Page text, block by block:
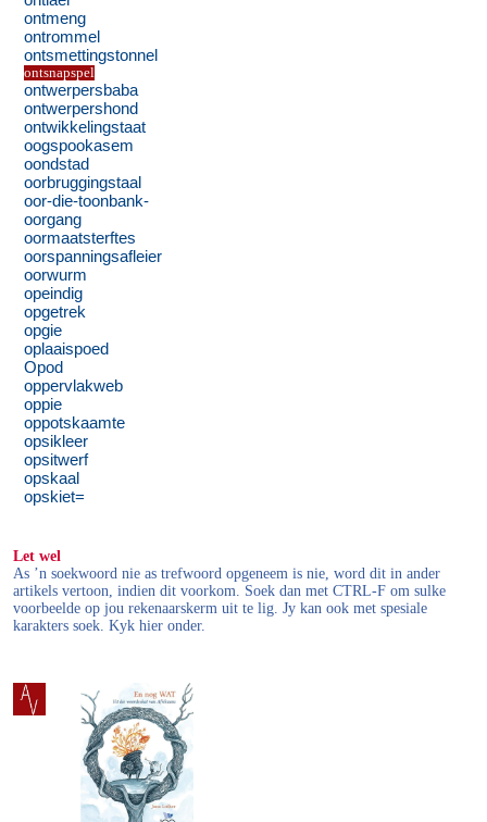
ontmeng
ontrommel
ontsmettingstonnel
ontsnapspel
ontwerpersbaba
ontwerpershond
ontwikkelingstaat
oogspookasem
oondstad
oorbruggingstaal
oor-die-toonbank-
oorgang
oormaatsterftes
oorspanningsafleier
oorwurm
opeindig
opgetrek
opgie
oplaaispoed
Opod
oppervlakweb
oppie
oppotskaamte
opsikleer
opsitwerf
opskaal
opskiet=
Let wel
As ’n soekwoord nie as trefwoord opgeneem is nie, word dit in ander
artikels vertoon, indien dit voorkom. Soek dan met CTRL-F om sulke
voorbeelde op jou rekenaarskerm uit te lig. Jy kan ook met spesiale
karakters soek. Kyk hier onder.